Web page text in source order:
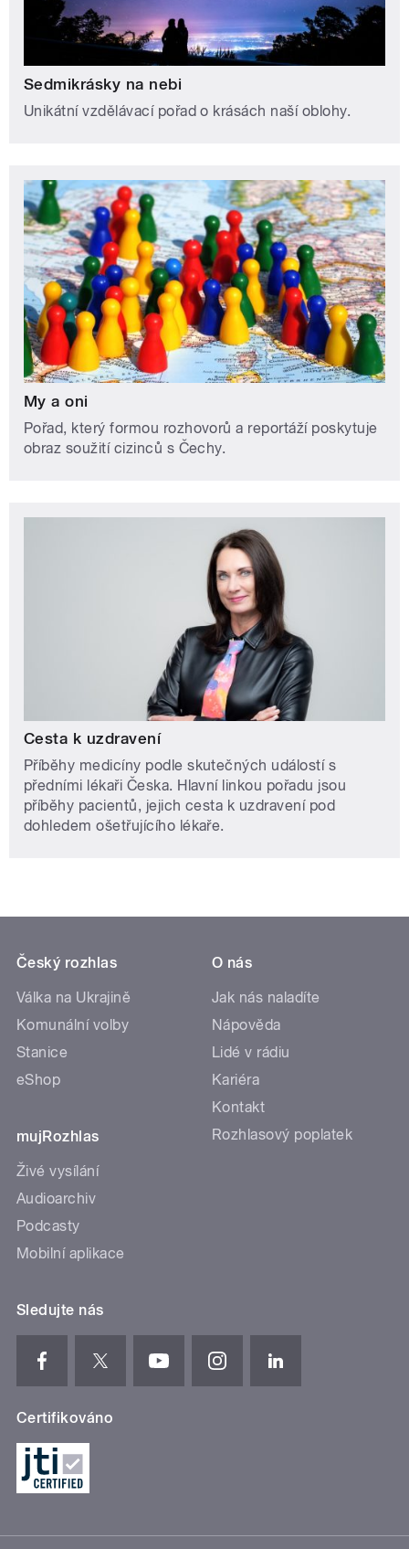
Sedmikrásky na nebi
Unikátní vzdělávací pořad o krásách naší oblohy.
My a oni
Pořad, který formou rozhovorů a reportáží poskytuje
obraz soužití cizinců s Čechy.
Cesta k uzdravení
Příběhy medicíny podle skutečných událostí s
předními lékaři Česka. Hlavní linkou pořadu jsou
příběhy pacientů, jejich cesta k uzdravení pod
dohledem ošetřujícího lékaře.
Český rozhlas
Válka na Ukrajině
Komunální volby
Stanice
eShop
mujRozhlas
Živé vysílání
Audioarchiv
Podcasty
Mobilní aplikace
O nás
Jak nás naladíte
Nápověda
Lidé v rádiu
Kariéra
Kontakt
Rozhlasový poplatek
Sledujte nás
Certifikováno